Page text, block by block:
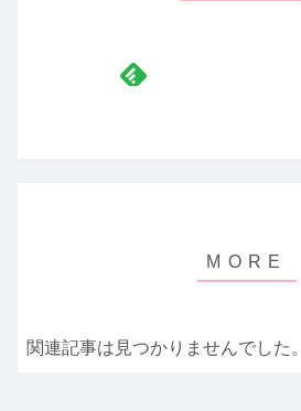
関連記事は見つかりませんでした。